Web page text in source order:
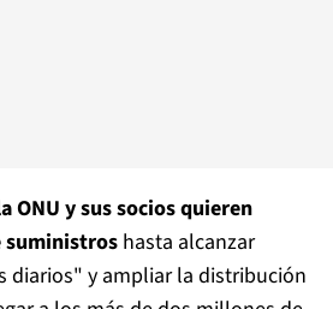
ONU y sus socios quieren
suministros hasta alcanzar
diarios" y ampliar la distribución